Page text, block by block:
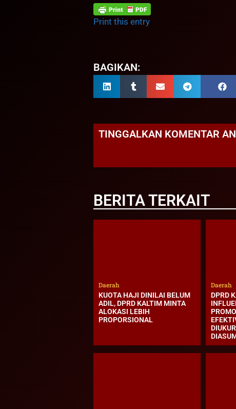
Print this entry
BAGIKAN:
TINGGALKAN KOMENTAR
BERITA TERKAIT
Daerah
KUOTA HAJI DINILAI BELUM
ADIL, DPRD KALTIM MINTA
ALOKASI LEBIH
PROPORSIONAL
Daerah
DPRD